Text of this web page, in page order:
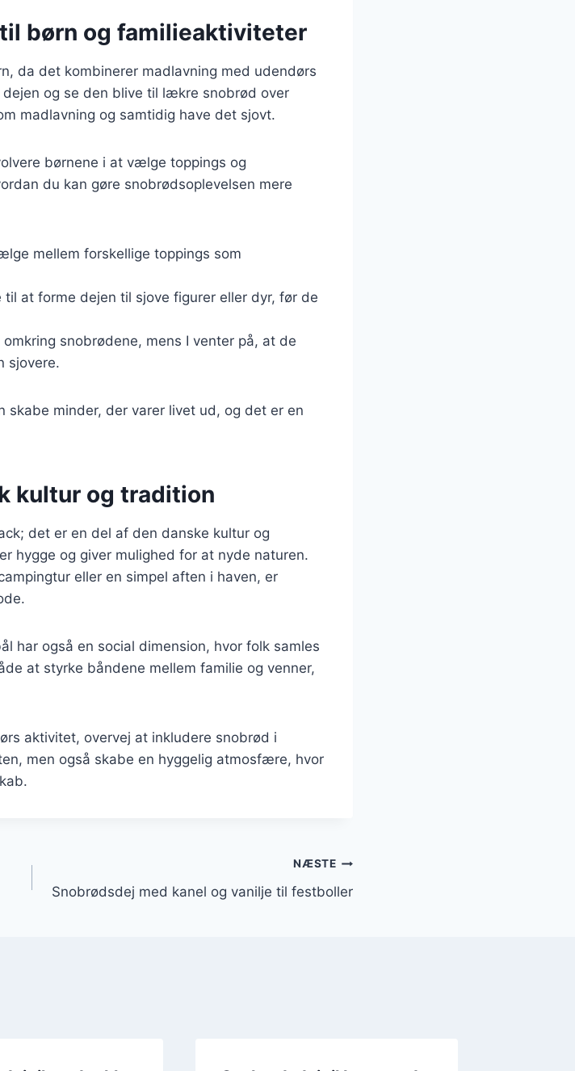
børn og familieaktiviteter
da det kombinerer madlavning med udendørs
og se den blive til lækre snobrød over
madlavning og samtidig have det sjovt.
børnene i at vælge toppings og
du kan gøre snobrødsoplevelsen mere
mellem forskellige toppings som
til at forme dejen til sjove figurer eller dyr, før de
snobrødene, mens I venter på, at de
sjovere.
skabe minder, der varer livet ud, og det er en
kultur og tradition
det er en del af den danske kultur og
hygge og giver mulighed for at nyde naturen.
eller en simpel aften i haven, er
har også en social dimension, hvor folk samles
at styrke båndene mellem familie og venner,
aktivitet, overvej at inkludere snobrød i
men også skabe en hyggelig atmosfære, hvor
NÆSTE
Snobrødsdej med kanel og vanilje til festboller